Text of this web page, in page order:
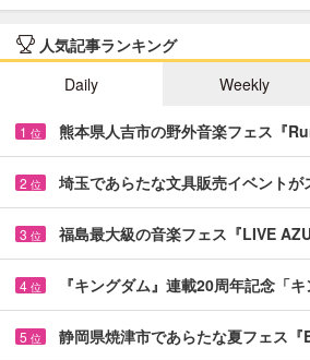
人気記事ランキング
Daily
Weekly
1 位 熊本県人吉市の野外音楽フェス『
2 位 埼玉であらたな文具販売イベント
3 位 福島最大級の音楽フェス『LIVE
4 位 『キングダム』連載20周年記念「
5 位 静岡県焼津市であらたな夏フェス